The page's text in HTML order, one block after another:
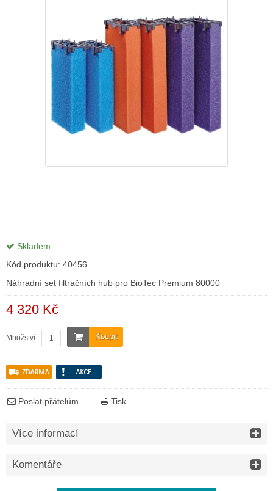
Skladem
Kód produktu: 40456
Náhradní set filtračních hub pro BioTec Premium 80000
4 320 Kč
Koupit
Množství:
Poslat přátelům Tisk
Více informací
Komentáře